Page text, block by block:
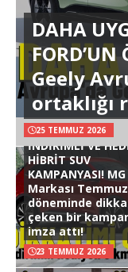
DAHA
Geely
ortaklığı
25 TEMMUZ 2026
İNDİRİMLİ VE
HİBRİT SUV
KAMPANYASI! MG
Markası
döneminde
çeken bir
imza attı!
23 TEMMUZ 2026